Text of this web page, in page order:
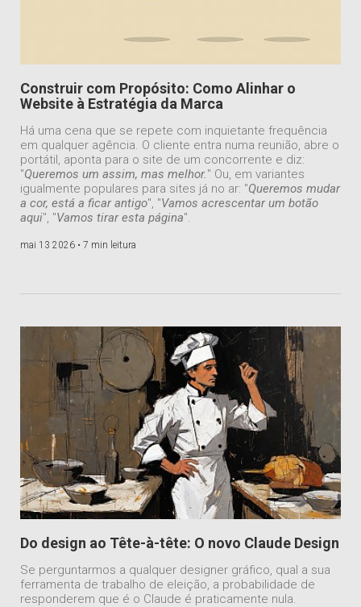
Construir com Propósito: Como Alinhar o
Website à Estratégia da Marca
Há uma cena que se repete com inquietante frequência
em qualquer agência. O cliente entra numa reunião, abre o
portátil, aponta para o site de um concorrente e diz:
"Queremos um assim, mas melhor." Ou, em variantes
igualmente populares para sites já no ar: "Queremos mudar
a cor, está a ficar antigo", "Vamos acrescentar um botão
aqui", "Vamos tirar esta página".
mai 13 2026 • 7 min leitura
Do design ao Tête-à-tête: O novo Claude Design
Se perguntarmos a qualquer designer gráfico, qual a sua
ferramenta de trabalho de eleição, a probabilidade de
responderem que é o Claude é praticamente nula.